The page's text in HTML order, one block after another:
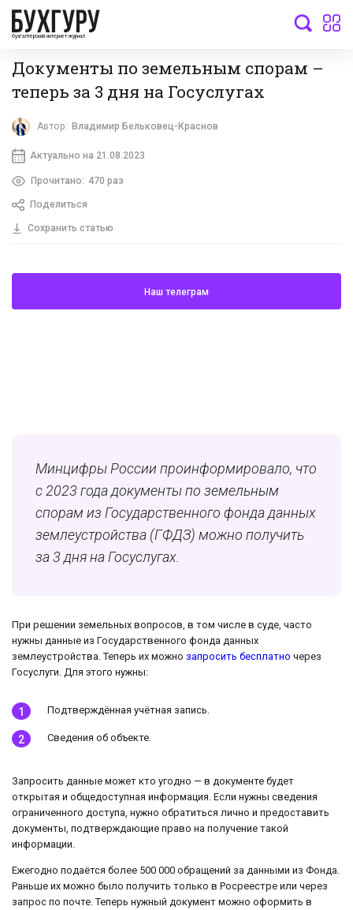
бухгалтерский интернет-журнал
Документы по земельным спорам –
теперь за 3 дня на Госуслугах
Автор: Владимир Бельковец-Краснов
Актуально на 21.08.2023
Прочитано: 470 раз
Поделиться
Сохранить статью
Наш телеграм
Минцифры России проинформировало, что
с 2023 года документы по земельным
спорам из Государственного фонда данных
землеустройства (ГФДЗ) можно получить
за 3 дня на Госуслугах.
При решении земельных вопросов, в том числе в суде, часто
нужны данные из Государственного фонда данных
землеустройства. Теперь их можно запросить бесплатно через
Госуслуги. Для этого нужны:
Подтверждённая учётная запись.
Сведения об объекте.
Запросить данные может кто угодно — в документе будет
открытая и общедоступная информация. Если нужны сведения
ограниченного доступа, нужно обратиться лично и предоставить
документы, подтверждающие право на получение такой
информации.
Ежегодно подаётся более 500 000 обращений за данными из Фонда.
Раньше их можно было получить только в Росреестре или через
запрос по почте. Теперь нужный документ можно оформить в